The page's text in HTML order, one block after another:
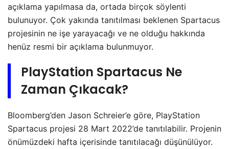
açıklama yapılmasa da, ortada birçok söylenti
bulunuyor. Çok yakında tanıtılması beklenen Spartacus
projesinin ne işe yarayacağı ve ne olduğu hakkında
henüz resmi bir açıklama bulunmuyor.
PlayStation Spartacus Ne
Zaman Çıkacak?
Bloomberg’den Jason Schreier’e göre, PlayStation
Spartacus projesi 28 Mart 2022’de tanıtılabilir. Projenin
önümüzdeki hafta içerisinde tanıtılacağı düşünülüyor.